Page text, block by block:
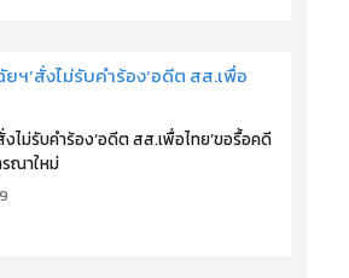
ไม่รับคำร้อง‘อดีต สส.เพื่อไทย’ขอรื้อคดี
ณาใหม่